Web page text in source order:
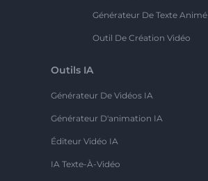
Générateur De Texte Animé
Outil De Création Vidéo
Outils IA
Générateur De Vidéos IA
Générateur D'animation IA
Éditeur Vidéo IA
IA Texte-À-Vidéo